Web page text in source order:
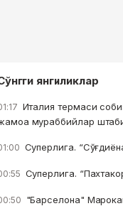
янгиликлар
Италия термаси
мураббийлар
Суперлига.
Суперлига.
"Барселона"